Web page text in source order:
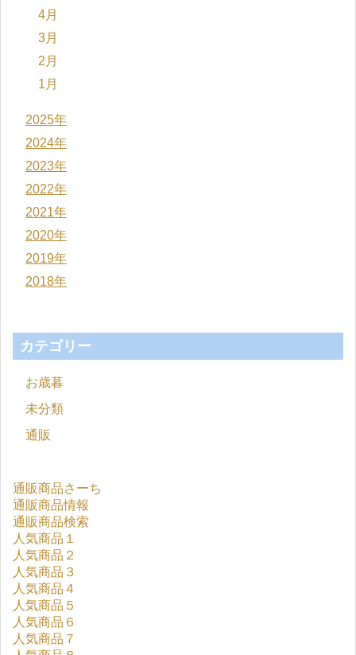
4月
3月
2月
1月
2025年
2024年
2023年
2022年
2021年
2020年
2019年
2018年
カテゴリー
お歳暮
未分類
通販
通販商品さーち
通販商品情報
通販商品検索
人気商品１
人気商品２
人気商品３
人気商品４
人気商品５
人気商品６
人気商品７